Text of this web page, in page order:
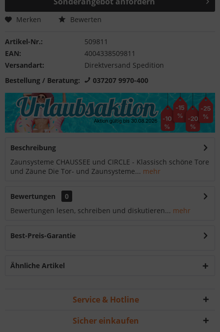
Merken Bewerten
Artikel-Nr.:
509811
EAN:
4004338509811
Versandart:
Direktversand Spedition
Bestellung / Beratung:
037207 9970-400
Beschreibung
Zaunsysteme CHAUSSEE und CIRCLE - Klassisch schöne Tore
und Zäune Die Tor- und Zaunsysteme... mehr
Bewertungen
0
Bewertungen lesen, schreiben und diskutieren... mehr
Best-Preis-Garantie
Ähnliche Artikel
Service & Hotline
Sicher einkaufen